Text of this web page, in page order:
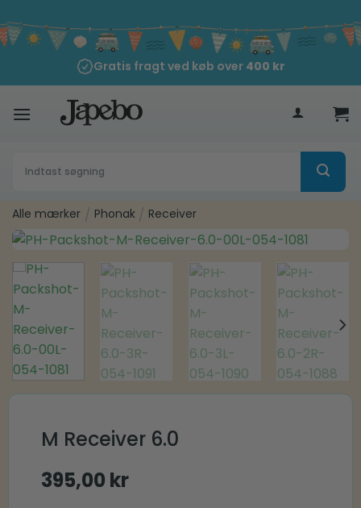
til
indhold
Gratis fragt ved køb over 400 kr
efter:
Alle mærker / Phonak / Receiver
M Receiver 6.0
395,00 kr